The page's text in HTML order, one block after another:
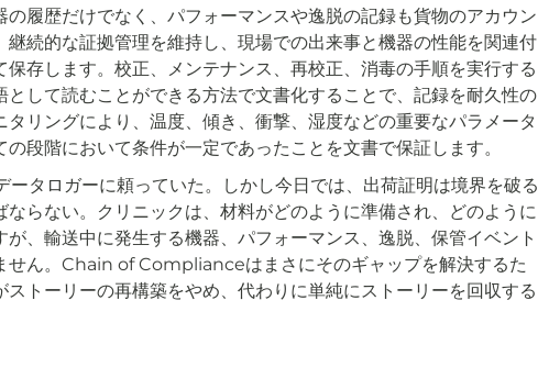
履歴だけでなく、パフォーマンスや逸脱の記録も貨物のアカウン
継続的な証拠管理を維持し、現場での出来事と機器の性能を関連付
存します。校正、メンテナンス、再校正、消毒の手順を実行する
して読むことができる方法で文書化することで、記録を耐久性の
リングにより、温度、傾き、衝撃、湿度などの重要なパラメータ
段階において条件が一定であったことを文書で保証します。
タロガーに頼っていた。しかし今日では、出荷証明は境界を破る
らない。クリニックは、材料がどのように準備され、どのように
、輸送中に発生する機器、パフォーマンス、逸脱、保管イベント
せん。Chain of Complianceはまさにそのギャップを解決するた
トーリーの再構築をやめ、代わりに単純にストーリーを回収する